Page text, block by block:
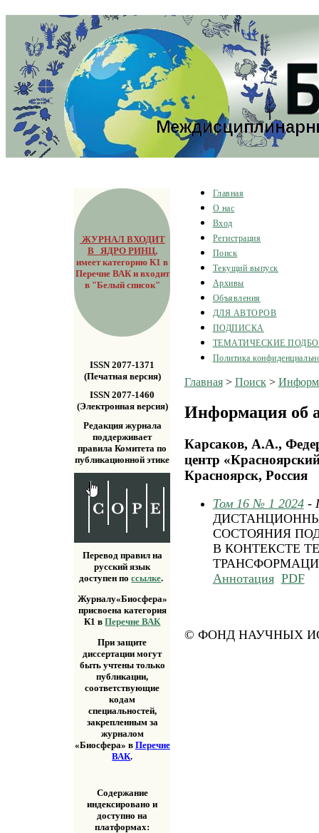
ЖУРНАЛ ВХОДИТ
В ЯДРО РИНЦ,
имеет категорию К1 в
Перечне ВАК и входит
в "Белый список"
ISSN 2077-1371
(Печатная версия)
ISSN 2077-1460
(Электронная версия)
Редакция журнала
поддерживает
правила Комитета по
публикационной этике
Перевод правил на
русский язык
доступен поссылке.
Журналу«Биосфера»
присвоена категория
К1 вПеречне ВАК
При защите
диссертации могут
быть учтены только
публикации,
соответствующие
кодам
специальностей,
закрепленным за
журналом
«Биосфера» в Перечне
ВАК.
Содержание
индексировано и
доступно на
платформах:
Главная
О нас
Вход
Регистрация
Поиск
Текущий выпуск
Архивы
Объявления
ДЛЯ АВТОРОВ
ПОДПИСКА
ТЕМАТИЧЕСКИЕ
Политика
Главная> Поиск>
Информация об
Карсаков, А.А.,
центр
Красноярск, Россия
Том 16 № 1 2024-
СОСТОЯНИЯ
В КОНТЕКСТЕ
Аннотация PDF
© ФОНД НАУЧНЫХ